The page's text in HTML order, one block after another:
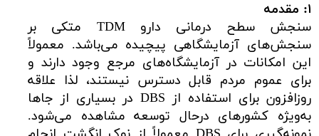
۱: مقدمه
سنجش سطح درمانی دارو TDM متکی بر
سنجش‌های آزمایشگاهی پیچیده می‌باشد. معمولاً
این امکانات در آزمایشگاه‌های مرجع وجود دارند و
برای عموم مردم قابل دسترس نیستند، لذا علاقه
روزافزون برای استفاده از DBS در بسیاری از جاها
به‌ویژه کشورهای درحال توسعه مشاهده می‌شود.